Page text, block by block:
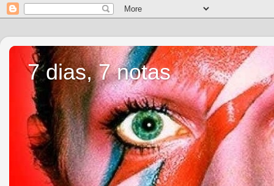
7 dias, 7 notas